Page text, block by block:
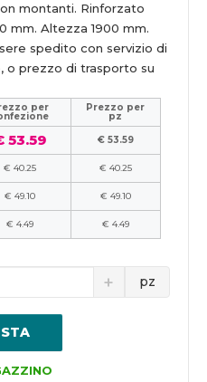
montanti. Rinforzato
mm. Altezza 1900 mm.
spedito con servizio di
o prezzo di trasporto su
per Prezzo per
pz
53.59
€ 53.59
€ 40.25
€ 40.25
€ 49.10
€ 49.10
€ 4.49 € 4.49
pz